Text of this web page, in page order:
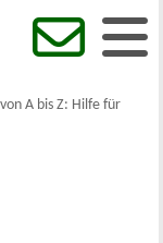
A bis Z: Hilfe für